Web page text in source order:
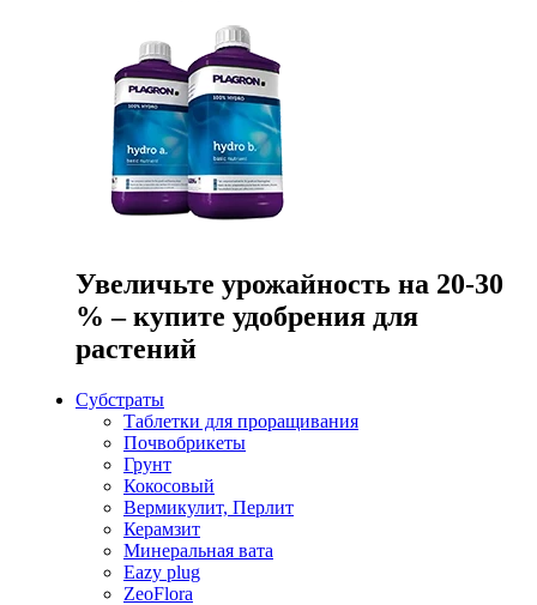
Увеличьте урожайность на 20-30
% – купите удобрения для
растений
Субстраты
Таблетки для проращивания
Почвобрикеты
Грунт
Кокосовый
Вермикулит, Перлит
Керамзит
Минеральная вата
Eazy plug
ZeoFlora